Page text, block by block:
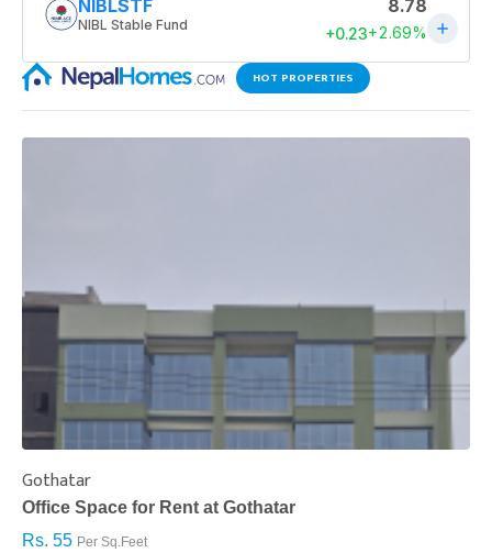
HOT PROPERTIES
Gothatar
Office Space for Rent at Gothatar
Rs. 55 Per Sq.Feet